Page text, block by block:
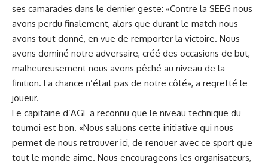
ses camarades dans le dernier geste: «Contre la SEEG nous
avons perdu finalement, alors que durant le match nous
avons tout donné, en vue de remporter la victoire. Nous
avons dominé notre adversaire, créé des occasions de but,
malheureusement nous avons pêché au niveau de la
finition. La chance n’était pas de notre côté», a regretté le
joueur.
Le capitaine d’AGL a reconnu que le niveau technique du
tournoi est bon. «Nous saluons cette initiative qui nous
permet de nous retrouver ici, de renouer avec ce sport que
tout le monde aime. Nous encourageons les organisateurs,